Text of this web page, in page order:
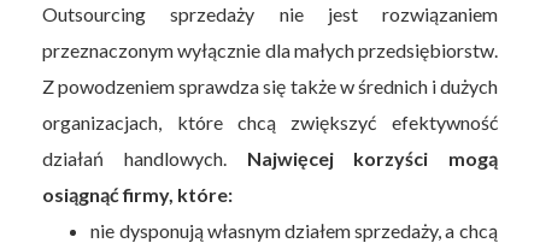
Outsourcing sprzedaży nie jest rozwiązaniem
przeznaczonym wyłącznie dla małych przedsiębiorstw.
Z powodzeniem sprawdza się także w średnich i dużych
organizacjach, które chcą zwiększyć efektywność
działań handlowych. Najwięcej korzyści mogą
osiągnąć firmy, które:
nie dysponują własnym działem sprzedaży, a chcą